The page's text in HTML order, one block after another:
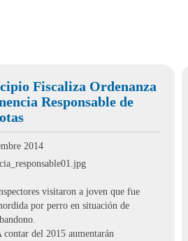
Fiscaliza Ordenanza
Responsable de
2014
visitaron a joven que fue
por perro en situación de
contar del 2015 aumentarán